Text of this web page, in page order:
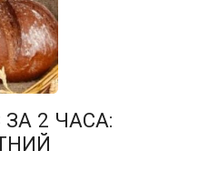
2 ЧАСА: